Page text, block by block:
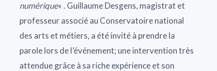
numérique« . Guillaume Desgens, magistrat et
professeur associé au Conservatoire national
des arts et métiers, a été invité à prendre la
parole lors de l’événement; une intervention très
attendue grâce à sa riche expérience et son